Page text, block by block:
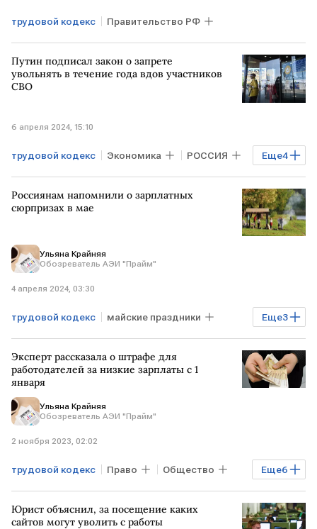
трудовой кодекс Правительство РФ
Путин подписал закон о запрете
увольнять в течение года вдов участников
СВО
6 апреля 2024, 15:10
Еще4
трудовой кодекс Экономика РОССИЯ
закон рынок труда СВО
участники СВО
Россиянам напомнили о зарплатных
сюрпризах в мае
Ульяна Крайняя
Обозреватель АЭИ "Прайм"
4 апреля 2024, 03:30
Еще3
трудовой кодекс майские праздники
юрист зарплата
производственный календарь на 2024 год
Эксперт рассказала о штрафе для
работодателей за низкие зарплаты с 1
января
Ульяна Крайняя
Обозреватель АЭИ "Прайм"
2 ноября 2023, 02:02
Еще6
трудовой кодекс Право Общество
Эксклюзив штраф МРОТ
работодатели КоАП
Юрист объяснил, за посещение каких
сайтов могут уволить с работы